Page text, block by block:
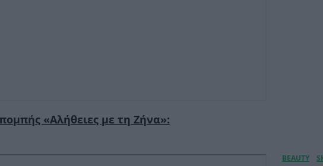
«Αλήθειες με τη Ζήνα»: